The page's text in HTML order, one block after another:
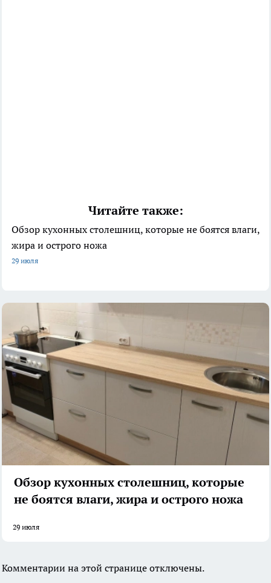
Читайте также:
Обзор кухонных столешниц, которые не боятся влаги,
жира и острого ножа
29 июля
Обзор кухонных столешниц, которые
не боятся влаги, жира и острого ножа
29 июля
Комментарии на этой странице отключены.